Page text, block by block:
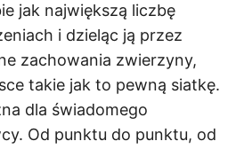
jak największą liczbę
i dzieląc ją przez
zachowania zwierzyny,
takie jak to pewną siatkę.
dla świadomego
Od punktu do punktu, od